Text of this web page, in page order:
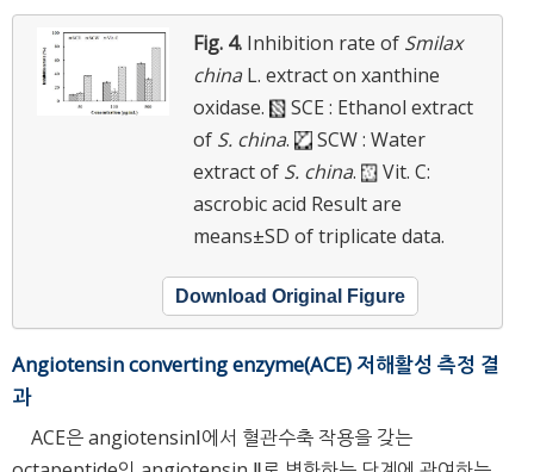
Fig. 4. Inhibition rate of Smilax
china L. extract on xanthine
oxidase.
SCE : Ethanol extract
of S. china.
SCW : Water
extract of S. china.
Vit. C:
ascrobic acid Result are
means±SD of triplicate data.
Download Original Figure
Angiotensin converting enzyme(ACE) 저해활성 측정 결
과
ACE은 angiotensinⅠ에서 혈관수축 작용을 갖는